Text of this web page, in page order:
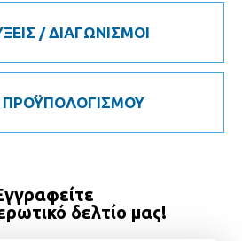
/ ΔΙΑΓΩΝΙΣΜΟΙ
ΠΡΟΫΠΟΛΟΓΙΣΜΟΥ
δελτίο μας!